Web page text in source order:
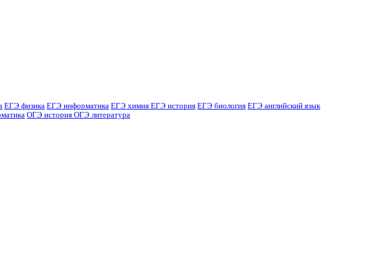
ЕГЭ физика ЕГЭ информатика ЕГЭ химия ЕГЭ история ЕГЭ биология ЕГЭ английский язык
ОГЭ история ОГЭ литература